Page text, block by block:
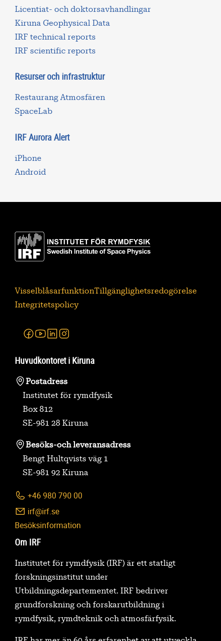
Licentiat- och doktorsavhandlingar
Kiruna Geophysical Data
IRF technical reports
IRF scientific reports
Resurser och infrastruktur
Restaurang Atmosfären
SpaceLab
IRF Aurora Alert
iPhone
Android
VisselblåsarfunktionTillgänglighetsredogörelse
Integritetspolicy
Facebook
YoutubeLinkedin
Huvudkontoret i Kiruna
Postadress
Institutet för rymdfysik
Box 812
SE-981 28 Kiruna
Besöks-och leveransadress
Bengt Hultqvists väg 1
SE-981 92 Kiruna
+46 980 790 00
irf@irf.se
Besöksinformation
Om IRF
Institutet för rymdfysik (IRF) är ett statligt
forskningsinstitut under
Utbildningsdepartementet. IRF bedriver
grundforskning och forskarutbildning i
rymdfysik, rymdteknik och atmosfärfysik.